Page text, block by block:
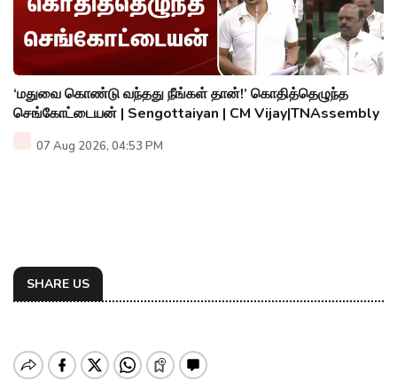
‘மதுவை கொண்டு வந்தது நீங்கள் தான்!’ கொதித்தெழுந்த
செங்கோட்டையன் | Sengottaiyan | CM Vijay|TNAssembly
07 Aug 2026, 04:53 PM
SHARE US